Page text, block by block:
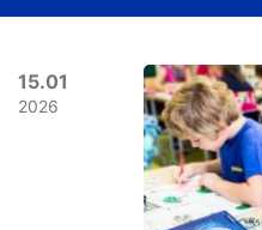
15.01
2026